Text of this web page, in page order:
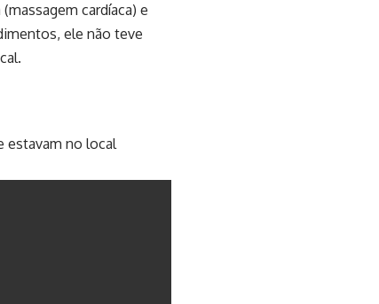
cardíaca) e
ele não teve
estavam no local